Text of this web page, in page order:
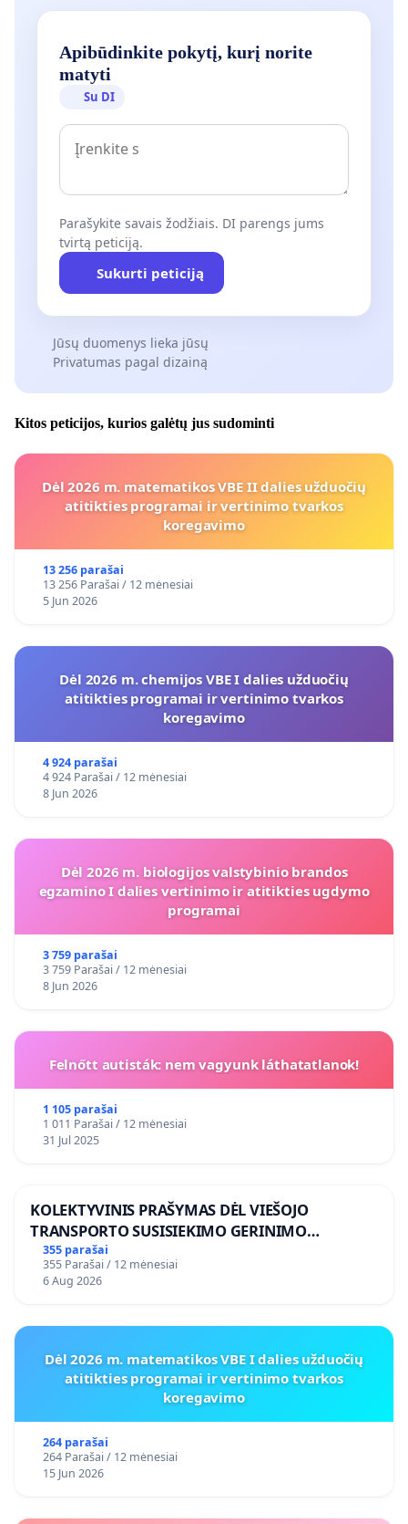
Apibūdinkite pokytį, kurį norite
matyti
Su DI
Parašykite savais žodžiais. DI parengs jums
tvirtą peticiją.
Sukurti peticiją
Jūsų duomenys lieka jūsų
Privatumas pagal dizainą
Kitos peticijos, kurios galėtų jus sudominti
Dėl 2026 m. matematikos VBE II dalies užduočių
atitikties programai ir vertinimo tvarkos
koregavimo
13 256 parašai
13 256 Parašai / 12 mėnesiai
5 Jun 2026
Dėl 2026 m. chemijos VBE I dalies užduočių
atitikties programai ir vertinimo tvarkos
koregavimo
4 924 parašai
4 924 Parašai / 12 mėnesiai
8 Jun 2026
Dėl 2026 m. biologijos valstybinio brandos
egzamino I dalies vertinimo ir atitikties ugdymo
programai
3 759 parašai
3 759 Parašai / 12 mėnesiai
8 Jun 2026
Felnőtt autisták: nem vagyunk láthatatlanok!
1 105 parašai
1 011 Parašai / 12 mėnesiai
31 Jul 2025
KOLEKTYVINIS PRAŠYMAS DĖL VIEŠOJO
TRANSPORTO SUSISIEKIMO GERINIMO
VOSYLIUKŲ KAIME
355 parašai
355 Parašai / 12 mėnesiai
6 Aug 2026
Dėl 2026 m. matematikos VBE I dalies užduočių
atitikties programai ir vertinimo tvarkos
koregavimo
264 parašai
264 Parašai / 12 mėnesiai
15 Jun 2026